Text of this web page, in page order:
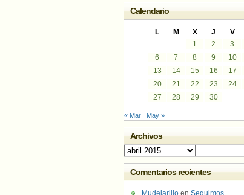
Calendario
L M X J V
1
2 3
6
7 8 9 10
13
14 15 16 17
20
21 22 23 24
27
28 29 30
« Mar May »
Archivos
Archivos
Comentarios recientes
Mudejarillo en Seguimos…